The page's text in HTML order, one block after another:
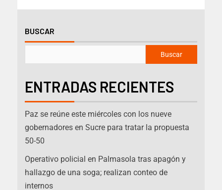
BUSCAR
Buscar
ENTRADAS RECIENTES
Paz se reúne este miércoles con los nueve
gobernadores en Sucre para tratar la propuesta
50-50
Operativo policial en Palmasola tras apagón y
hallazgo de una soga; realizan conteo de
internos